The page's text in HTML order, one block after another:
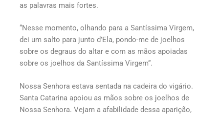
as palavras mais fortes.
“Nesse momento, olhando para a Santíssima Virgem,
dei um salto para junto d’Ela, pondo-me de joelhos
sobre os degraus do altar e com as mãos apoiadas
sobre os joelhos da Santíssima Virgem”.
Nossa Senhora estava sentada na cadeira do vigário.
Santa Catarina apoiou as mãos sobre os joelhos de
Nossa Senhora. Vejam a afabilidade dessa aparição,